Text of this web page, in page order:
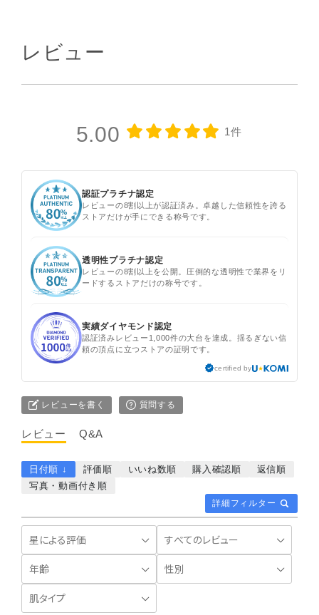
レビュー
5.00 1件
認証プラチナ認定
レビューの8割以上が認証済み。卓越した信頼性を誇る
ストアだけが手にできる称号です。
透明性プラチナ認定
レビューの8割以上を公開。圧倒的な透明性で業界をリ
ードするストアだけの称号です。
実績ダイヤモンド認定
認証済みレビュー1,000件の大台を達成。揺るぎない信
頼の頂点に立つストアの証明です。
certified by
レビューを書く 質問する
レビュー Q&A
詳細フィルター
日付順 ↓ 評価順 いいね数順 購入確認順
返信順
写真・動画付き順